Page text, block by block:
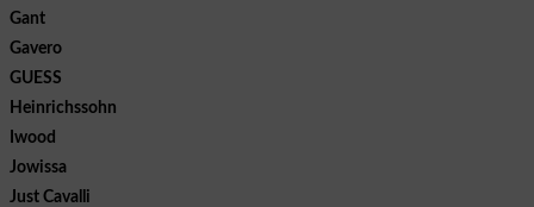
Gant
Gavero
GUESS
Heinrichssohn
Iwood
Jowissa
Just Cavalli